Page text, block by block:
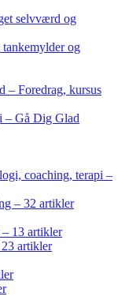
selvværd og
og
– Foredrag, kursus
– Gå Dig Glad
coaching, terapi –
– 32 artikler
13 artikler
artikler